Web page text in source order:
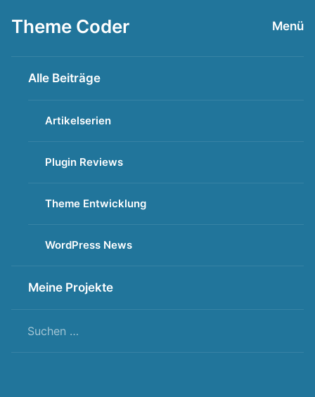
Inhalt
Theme Coder Menü
Alle Beiträge
Artikelserien
Plugin Reviews
Theme Entwicklung
WordPress News
Meine Projekte